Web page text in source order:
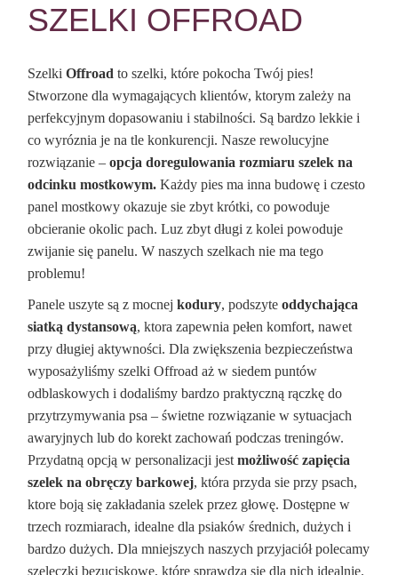
SZELKI OFFROAD
SzelkiOffroad to szelki, które pokocha Twój pies!
Stworzone dla wymagających klientów, ktorym zależy na
perfekcyjnym dopasowaniu i stabilności. Są bardzo lekkie i
co wyróznia je na tle konkurencji. Nasze rewolucyjne
rozwiązanie –opcja doregulowania rozmiaru szelek na
odcinku mostkowym. Każdy pies ma inna budowę i czesto
panel mostkowy okazuje sie zbyt krótki, co powoduje
obcieranie okolic pach. Luz zbyt długi z kolei powoduje
zwijanie się panelu. W naszych szelkach nie ma tego
problemu!
Panele uszyte są z mocnejkodury, podszyteoddychająca
siatką dystansową, ktora zapewnia pełen komfort, nawet
przy długiej aktywności. Dla zwiększenia bezpieczeństwa
wyposażyliśmy szelki Offroad aż w siedem puntów
odblaskowych i dodaliśmy bardzo praktyczną rączkę do
przytrzymywania psa – świetne rozwiązanie w sytuacjach
awaryjnych lub do korekt zachowań podczas treningów.
Przydatną opcją w personalizacji jestmożliwość zapięcia
szelek na obręczy barkowej, która przyda sie przy psach,
ktore boją się zakładania szelek przez głowę. Dostępne w
trzech rozmiarach, idealne dla psiaków średnich, dużych i
bardzo dużych. Dla mniejszych naszych przyjaciół polecamy
szeleczki bezuciskowe, które sprawdzą się dla nich idealnie.